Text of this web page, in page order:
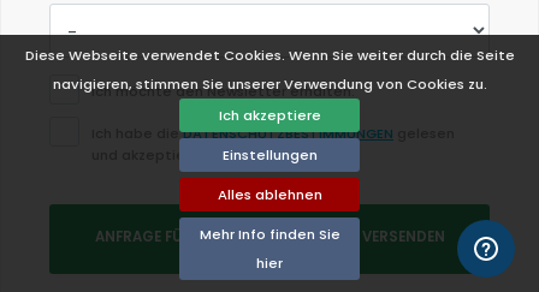
Diese Webseite verwendet Cookies. Wenn Sie weiter durch die Seite
navigieren, stimmen Sie unserer Verwendung von Cookies zu.
Ich akzeptiere
Einstellungen
Alles ablehnen
Mehr Info finden Sie
hier
Ich möchte den Newsletter erhalten.
Ich habe dieDATENSCHUTZBESTIMMUNGEN
und akzeptiere sie.
ANFRAGE FÜR MEHR INFORMATIONEN VERSENDEN